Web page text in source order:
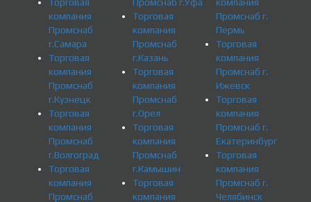
компания
Промснаб
г.Самара
Торговая
компания
Промснаб
г.Кузнецк
Торговая
компания
Промснаб
г.Волгоград
Торговая
компания
Промснаб
Торговая
компания
Промснаб
г.Казань
Торговая
компания
Промснаб
г.Орел
Торговая
компания
Промснаб
г.Камышин
Торговая
компания
Промснаб г.
Пермь
Торговая
компания
Промснаб г.
Ижевск
Торговая
компания
Промснаб г.
Екатеринбург
Торговая
компания
Промснаб г.
Челябинск